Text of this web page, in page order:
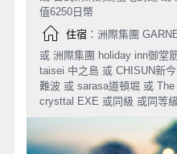
值6250日幣
住宿：洲際集團
或 洲際集團 holiday inn御堂
taisei 中之島 或 CHISUN新
難波 或 sarasa道頓堀 或
crysttal EXE 或同級 或同等級